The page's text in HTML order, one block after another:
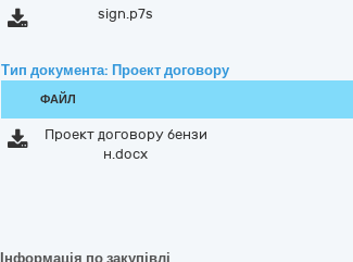
sign.p7s
Тип документа: Проект договору
ФАЙЛ
Проект договору бензи
н.docx
Інформація по закупівлі